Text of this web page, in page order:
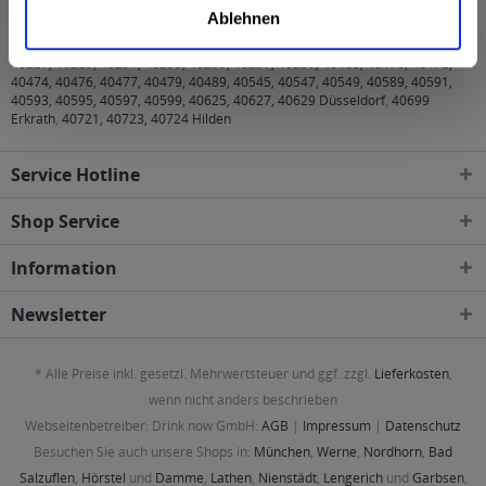
Ablehnen
40210, 40211, 40212, 40213, 40215, 40217, 40219, 40221, 40223, 40225,
40227, 40229, 40231, 40233, 40235, 40237, 40239, 40468, 40470, 40472,
40474, 40476, 40477, 40479, 40489, 40545, 40547, 40549, 40589, 40591,
40593, 40595, 40597, 40599, 40625, 40627, 40629 Düsseldorf, 40699
Erkrath, 40721, 40723, 40724 Hilden
Service Hotline
Shop Service
Information
Newsletter
* Alle Preise inkl. gesetzl. Mehrwertsteuer und ggf. zzgl. Lieferkosten,
wenn nicht anders beschrieben
Webseitenbetreiber: Drink now GmbH: AGB | Impressum | Datenschutz
Besuchen Sie auch unsere Shops in: München, Werne, Nordhorn, Bad
Salzuflen, Hörstel und Damme, Lathen, Nienstädt, Lengerichund Garbsen,